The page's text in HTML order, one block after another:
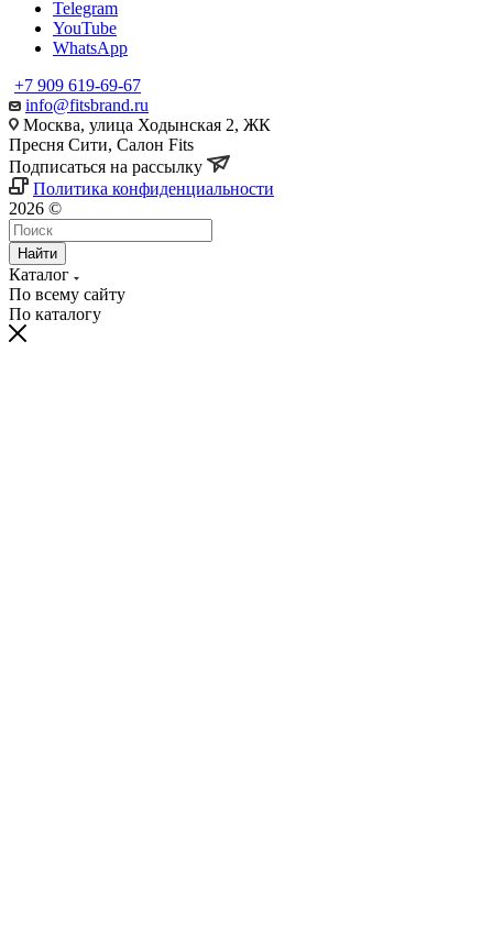
Telegram
YouTube
WhatsApp
+7 909 619-69-67
info@fitsbrand.ru
Москва, улица Ходынская 2, ЖК
Пресня Сити, Салон Fits
Подписаться на рассылку
Политика конфиденциальности
2026 ©
Найти
Каталог
По всему сайту
По каталогу